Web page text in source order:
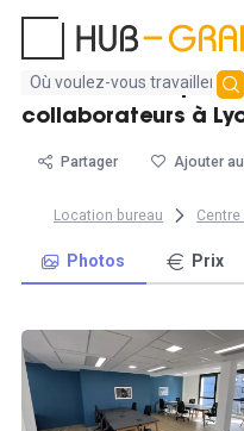
Aucun
résultat
Grand bureau
collaborateurs à
Partager Ajouter
Location bureau
Photos Prix